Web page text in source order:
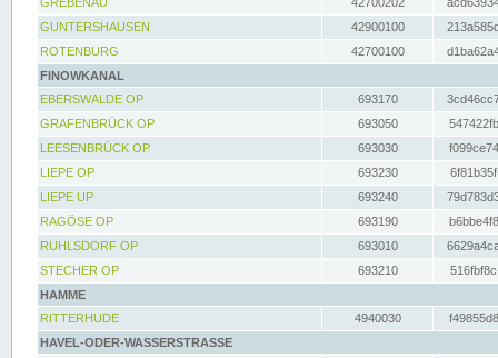
GUNTERSHAUSEN
42900100
ROTENBURG
42700100
FINOWKANAL
EBERSWALDE OP
693170
GRAFENBRÜCK OP
693050
LEESENBRÜCK OP
693030
LIEPE OP
693230
LIEPE UP
693240
RAGÖSE OP
693190
RUHLSDORF OP
693010
STECHER OP
693210
HAMME
RITTERHUDE
4940030
HAVEL-ODER-WASSERSTRASSE